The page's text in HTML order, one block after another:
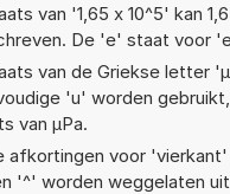
van '1,65 x 10^5' kan
De 'e' staat voor
van de Griekse letter
'u' worden
van µPa.
afkortingen voor
'^' worden weggelaten